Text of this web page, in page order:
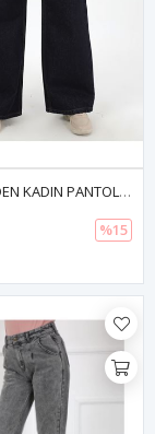
BÜYÜK BEDEN KADIN PANTOLON KOYU LACİVERT
%15